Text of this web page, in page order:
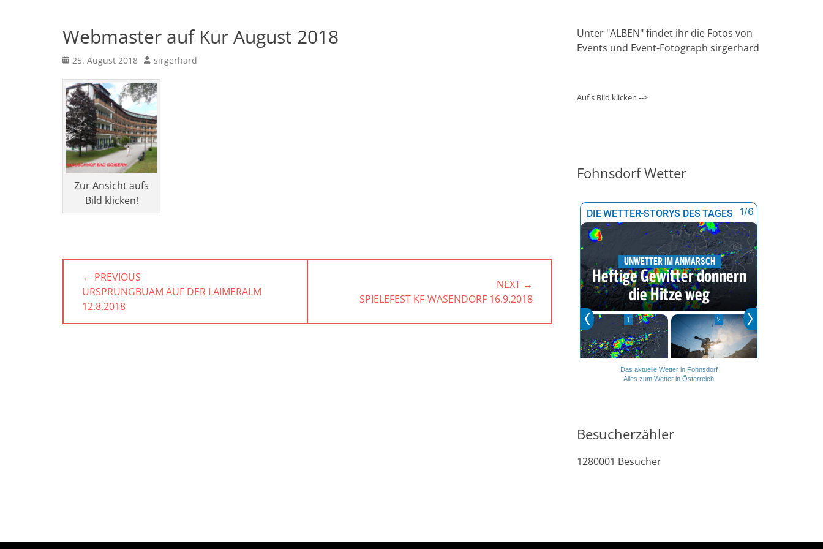
Webmaster auf Kur August 2018
Posted
25. August 2018 Author
sirgerhard
Zur Ansicht aufs
Bild klicken!
Beitragsnavigation
← PREVIOUS
PREVIOUS
POST:
URSPRUNGBUAM AUF DER LAIMERALM
12.8.2018
NEXT →
SPIELEFEST KF-WASENDORF 16.9.2018
Unter "ALBEN" findet ihr die Fotos von
Events und Event-Fotograph sirgerhard
Auf's Bild klicken -->
Fohnsdorf Wetter
Das aktuelle Wetter in Fohnsdorf
Alles zum Wetter in Österreich
Besucherzähler
1280001 Besucher